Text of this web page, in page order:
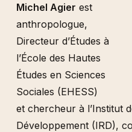
Michel Agier est
anthropologue,
Directeur d’Études à
l’École des Hautes
Études en Sciences
Sociales (EHESS)
et chercheur à l’Institut
Développement (IRD),